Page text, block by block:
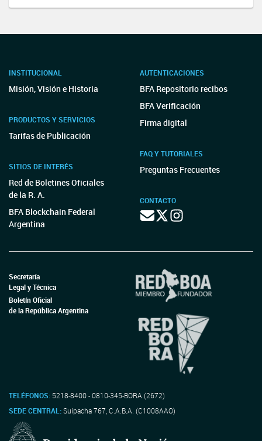
INSTITUCIONAL
Misión, Visión e Historia
PRODUCTOS Y SERVICIOS
Tarifas de Publicación
SITIOS DE INTERÉS
Red de Boletines Oficiales
de la R. A.
BFA Blockchain Federal
Argentina
AUTENTICACIONES
BFA Repositorio recibos
BFA Verificación
Firma digital
FAQ Y TUTORIALES
Preguntas Frecuentes
CONTACTO
Secretaría
Legal y Técnica
Boletín Oficial
de la República Argentina
TELÉFONOS: 5218-8400 - 0810-345-BORA (2672)
SEDE CENTRAL:Suipacha 767, C.A.B.A. (C1008AAO)